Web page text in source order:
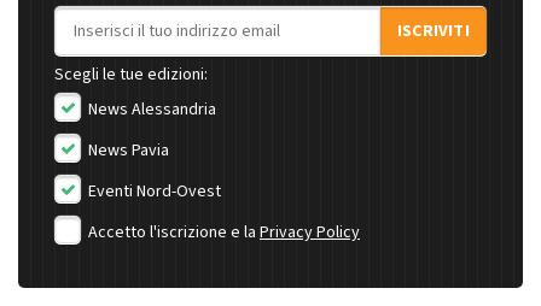
Indirizzo email
ISCRIVITI
Scegli le tue edizioni:
News Alessandria
News Pavia
Eventi Nord-Ovest
Accetto l'iscrizione e la Privacy Policy